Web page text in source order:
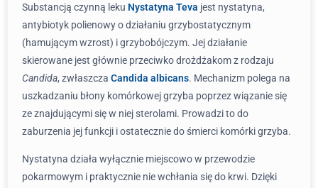
Substancją czynną leku Nystatyna Teva jest nystatyna,
antybiotyk polienowy o działaniu grzybostatycznym
(hamującym wzrost) i grzybobójczym. Jej działanie
skierowane jest głównie przeciwko drożdżakom z rodzaju
Candida, zwłaszcza Candida albicans. Mechanizm polega na
uszkadzaniu błony komórkowej grzyba poprzez wiązanie się
ze znajdującymi się w niej sterolami. Prowadzi to do
zaburzenia jej funkcji i ostatecznie do śmierci komórki grzyba.
Nystatyna działa wyłącznie miejscowo w przewodzie
pokarmowym i praktycznie nie wchłania się do krwi. Dzięki